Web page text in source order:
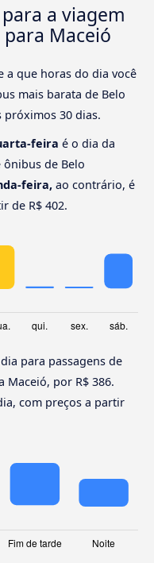
a viagem
Maceió
a que horas do dia você
mais barata de Belo
próximos 30 dias.
feira é o dia da
de Belo
feira, ao contrário, é
de R$ 402.
para passagens de
Maceió, por R$ 386.
com preços a partir